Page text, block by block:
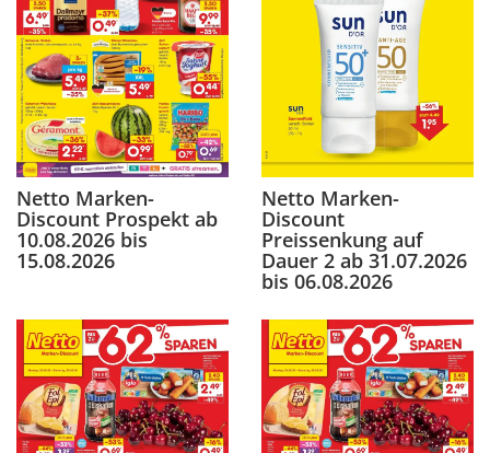
Netto Marken-
Discount Prospekt ab
10.08.2026 bis
15.08.2026
Netto Marken-
Discount
Preissenkung auf
Dauer 2 ab 31.07.2026
bis 06.08.2026